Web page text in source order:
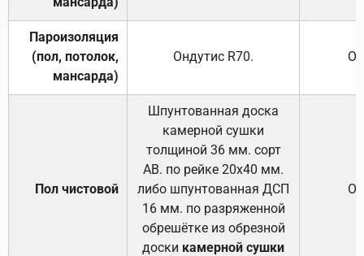
Пароизоляция
(пол, потолок,
мансарда)
Ондутис R70.
Пол чистовой
Шпунтованная доска
камерной сушки
толщиной 36 мм. сорт
АВ. по рейке 20х40 мм.
либо шпунтованная ДСП
16 мм. по разряженной
обрешётке из обрезной
доски камерной сушки